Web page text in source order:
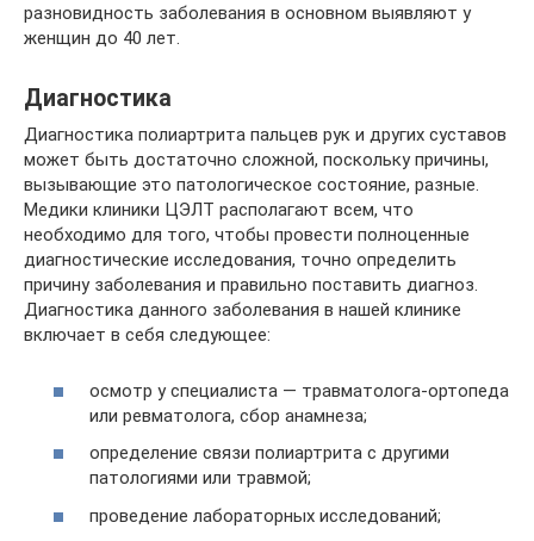
разновидность заболевания в основном выявляют у
женщин до 40 лет.
Диагностика
Диагностика полиартрита пальцев рук и других суставов
может быть достаточно сложной, поскольку причины,
вызывающие это патологическое состояние, разные.
Медики клиники ЦЭЛТ располагают всем, что
необходимо для того, чтобы провести полноценные
диагностические исследования, точно определить
причину заболевания и правильно поставить диагноз.
Диагностика данного заболевания в нашей клинике
включает в себя следующее:
осмотр у специалиста — травматолога-ортопеда
или ревматолога, сбор анамнеза;
определение связи полиартрита с другими
патологиями или травмой;
проведение лабораторных исследований;